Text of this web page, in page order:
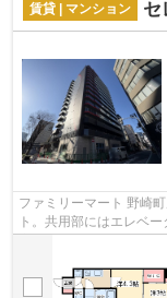
賃貸 | マンション セ
ファミリーマート 野崎
ト。共用部にはエレベ
実しています。こちらの